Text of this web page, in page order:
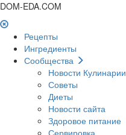
DOM-EDA.COM
Рецепты
Ингредиенты
Сообщества
Новости Кулинарии
Советы
Диеты
Новости сайта
Здоровое питание
Сервировка